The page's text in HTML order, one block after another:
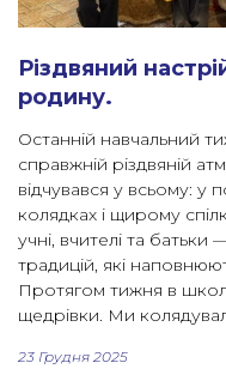
Різдвяний
родину.
Останній навчальний
справжній різдвяній
відчувався у всьому: у
колядках і щирому
учні, вчителі та
традицій, які
Протягом тижня в
щедрівки. Ми
23 Грудня 2025